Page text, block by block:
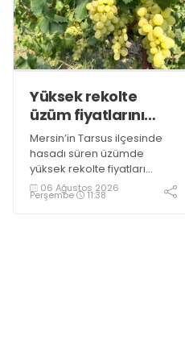
Yüksek rekolte
üzüm fiyatlarını
düşürdü
Mersin’in Tarsus ilçesinde
hasadı süren üzümde
yüksek rekolte fiyatları
düşürdü. Üzümün bağda
kilogramının 10-15 liraya
06 Ağustos 2026
Perşembe 11:38